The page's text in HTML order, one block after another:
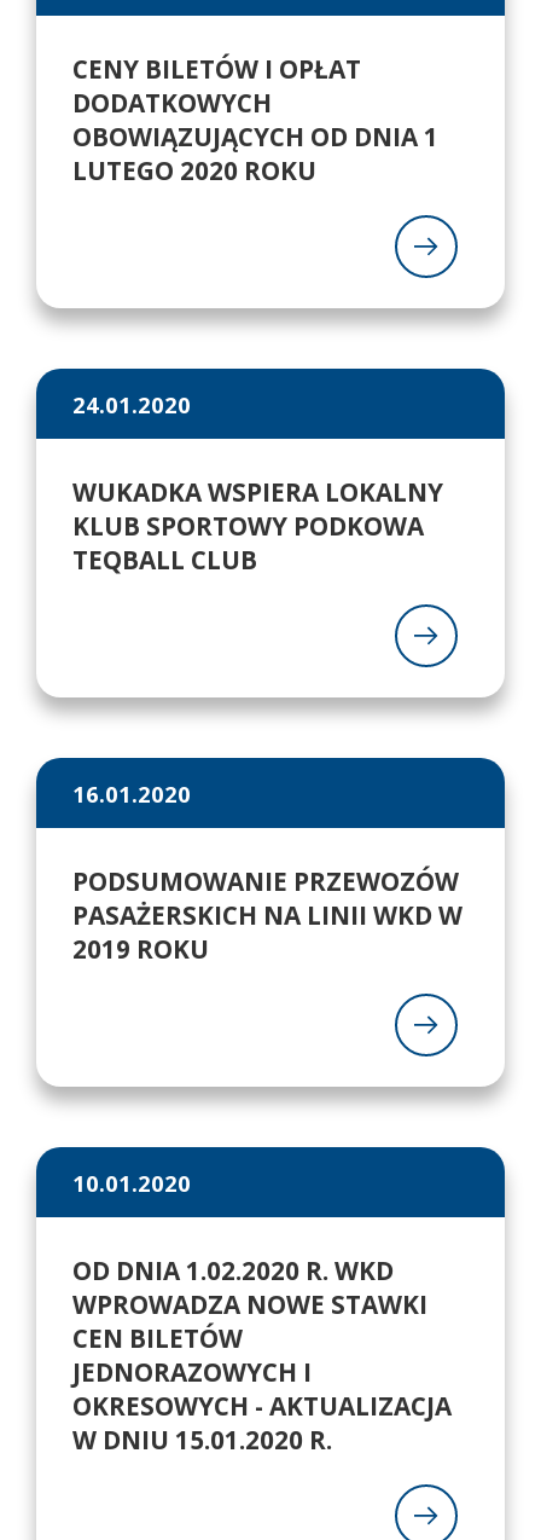
CENY BILETÓW I OPŁAT
DODATKOWYCH
OBOWIĄZUJĄCYCH OD DNIA 1
LUTEGO 2020 ROKU
24.01.2020
WUKADKA WSPIERA LOKALNY
KLUB SPORTOWY PODKOWA
TEQBALL CLUB
16.01.2020
PODSUMOWANIE PRZEWOZÓW
PASAŻERSKICH NA LINII WKD W
2019 ROKU
10.01.2020
OD DNIA 1.02.2020 R. WKD
WPROWADZA NOWE STAWKI
CEN BILETÓW
JEDNORAZOWYCH I
OKRESOWYCH - AKTUALIZACJA
W DNIU 15.01.2020 R.